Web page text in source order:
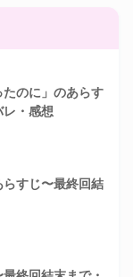
たのに」のあらす
レ・感想
らすじ〜最終回結